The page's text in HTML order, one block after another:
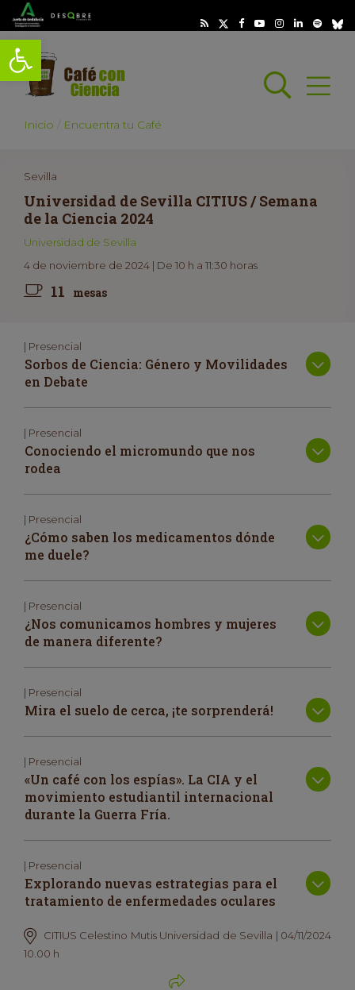
Abrir barra de herramientas
Abrir
Inicio Encuentra tu Café
Sevilla
Universidad de Sevilla CITIUS / Semana
de la Ciencia 2024
Universidad de Sevilla
4 de noviembre de 2024 | De 10 h a 11:30 horas
11 mesas
| Presencial
Sorbos de Ciencia: Género y Movilidades
en Debate
| Presencial
Conociendo el micromundo que nos
rodea
| Presencial
¿Cómo saben los medicamentos dónde
me duele?
| Presencial
¿Nos comunicamos hombres y mujeres
de manera diferente?
| Presencial
Mira el suelo de cerca, ¡te sorprenderá!
| Presencial
«Un café con los espías». La CIA y el
movimiento estudiantil internacional
durante la Guerra Fría.
| Presencial
Explorando nuevas estrategias para el
tratamiento de enfermedades oculares
CITIUS Celestino Mutis Universidad de Sevilla | 04/11/2024
10.00 h